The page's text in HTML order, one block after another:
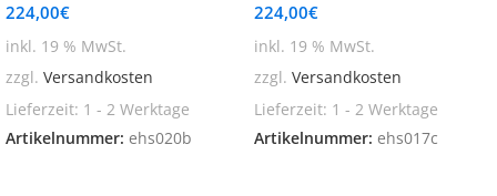
224,00€
inkl. 19 % MwSt.
zzgl. Versandkosten
Lieferzeit: 1 - 2 Werktage
Artikelnummer: ehs020b
224,00€
inkl. 19 % MwSt.
zzgl. Versandkosten
Lieferzeit: 1 - 2 Werktage
Artikelnummer: ehs017c